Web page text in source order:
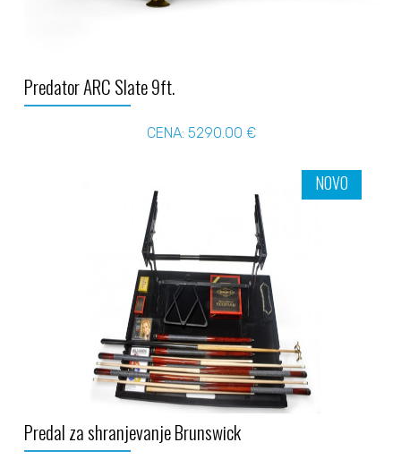
Predator ARC Slate 9ft.
CENA: 5290.00 €
NOVO
Predal za shranjevanje Brunswick